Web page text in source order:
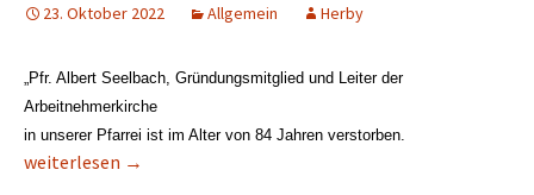
23. Oktober 2022 Allgemein Herby
„Pfr. Albert Seelbach, Gründungsmitglied und Leiter der
Arbeitnehmerkirche
in unserer Pfarrei ist im Alter von 84 Jahren verstorben.
Pfarrer Albert Seelbach im Alter von 84 Jahren verstorben
weiterlesen →